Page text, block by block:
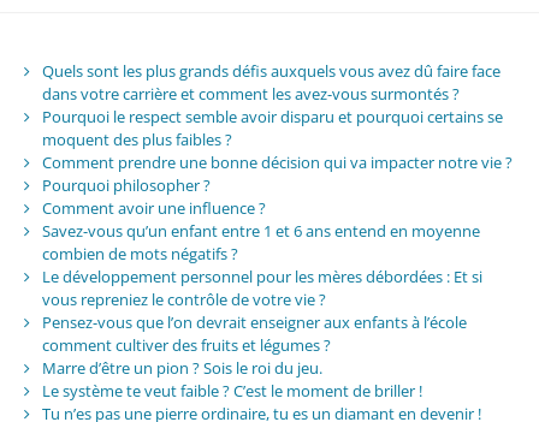
Quels sont les plus grands défis auxquels vous avez dû faire face
dans votre carrière et comment les avez-vous surmontés ?
Pourquoi le respect semble avoir disparu et pourquoi certains se
moquent des plus faibles ?
Comment prendre une bonne décision qui va impacter notre vie ?
Pourquoi philosopher ?
Comment avoir une influence ?
Savez-vous qu’un enfant entre 1 et 6 ans entend en moyenne
combien de mots négatifs ?
Le développement personnel pour les mères débordées : Et si
vous repreniez le contrôle de votre vie ?
Pensez-vous que l’on devrait enseigner aux enfants à l’école
comment cultiver des fruits et légumes ?
Marre d’être un pion ? Sois le roi du jeu.
Le système te veut faible ? C’est le moment de briller !
Tu n’es pas une pierre ordinaire, tu es un diamant en devenir !